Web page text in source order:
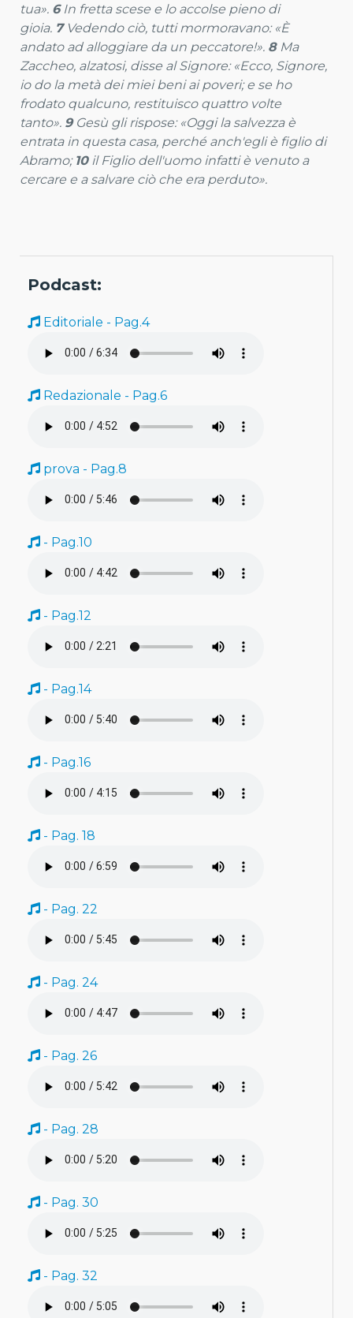
tua». 6In fretta scese e lo accolse pieno di
gioia. 7Vedendo ciò, tutti mormoravano: «È
andato ad alloggiare da un peccatore!». 8Ma
Zaccheo, alzatosi, disse al Signore: «Ecco, Signore,
io do la metà dei miei beni ai poveri; e se ho
frodato qualcuno, restituisco quattro volte
tanto». 9Gesù gli rispose: «Oggi la salvezza è
entrata in questa casa, perché anch'egli è figlio di
Abramo; 10il Figlio dell'uomo infatti è venuto a
cercare e a salvare ciò che era perduto».
Podcast:
Editoriale - Pag.4
Redazionale - Pag.6
prova - Pag.8
- Pag.10
- Pag.12
- Pag.14
- Pag.16
- Pag. 18
- Pag. 22
- Pag. 24
- Pag. 26
- Pag. 28
- Pag. 30
- Pag. 32